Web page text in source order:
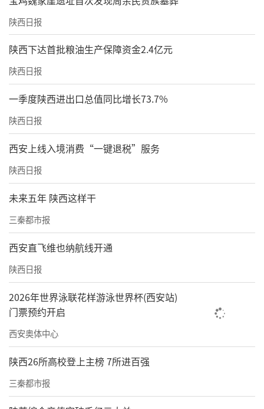
陕西日报
陕西下达首批粮油生产保障资金2.4亿元
陕西日报
一季度陕西进出口总值同比增长73.7%
陕西日报
西安上线入境消费“一键退税”服务
陕西日报
未来五年 陕西这样干
三秦都市报
西安直飞维也纳航线开通
陕西日报
2026年世界泳联花样游泳世界杯(西安站)
门票预约开启
西安奥体中心
陕西26所高校登上主榜 7所进百强
三秦都市报